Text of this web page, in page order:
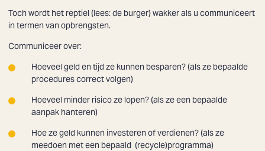
Toch wordt het reptiel (lees: de burger) wakker als u communiceert
in termen van opbrengsten.
Communiceer over:
Hoeveel geld en tijd ze kunnen besparen? (als ze bepaalde
procedures correct volgen)
Hoeveel minder risico ze lopen? (als ze een bepaalde
aanpak hanteren)
Hoe ze geld kunnen investeren of verdienen? (als ze
meedoen met een bepaald (recycle)programma)